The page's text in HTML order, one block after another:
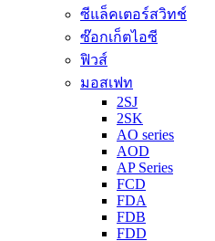
ซีแล็คเตอร์สวิทช์
ซ๊อกเก็ตไอซี
ฟิวส์
มอสเฟท
2SJ
2SK
AO series
AOD
AP Series
FCD
FDA
FDB
FDD